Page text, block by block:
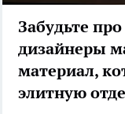
Забудьте
дизайнеры
материал,
элитную